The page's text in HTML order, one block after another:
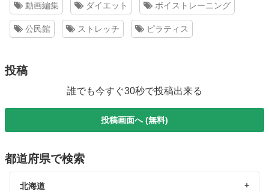
動画編集 ダイエット ボイストレーニング
公民館 ストレッチ ピラティス
投稿
誰でも今すぐ30秒で投稿出来る
投稿画面へ (無料)
都道府県で検索
北海道